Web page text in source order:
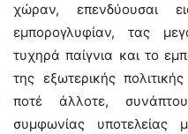
χώραν, επενδύουσαι
εμπορογλυφίαν, τας
τυχηρά παίγνια και το
της εξωτερικής
ποτέ άλλοτε,
συμφωνίας